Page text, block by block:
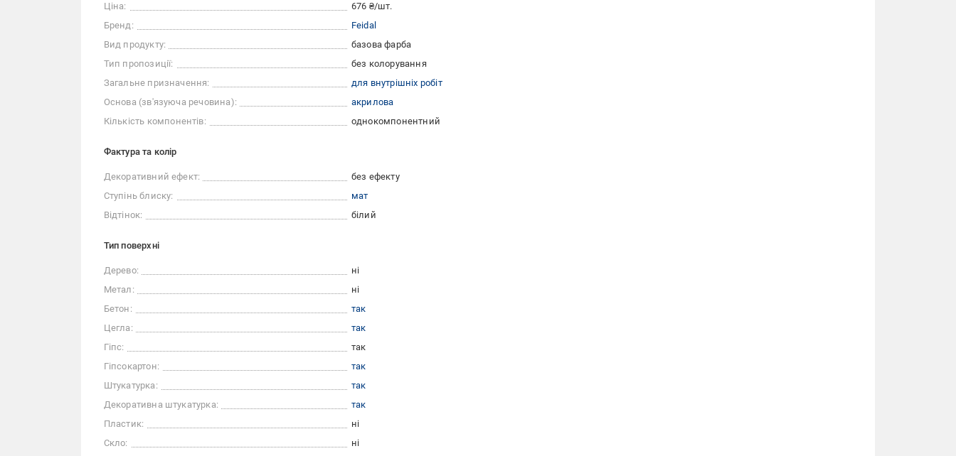
Ціна:
676 ₴/шт.
Бренд:
Feidal
Вид продукту:
базова фарба
Тип пропозиції:
без колорування
Загальне призначення:
для внутрішніх робіт
Основа (зв'язуюча речовина):
акрилова
Кількість компонентів:
однокомпонентний
Фактура та колір
Декоративний ефект:
без ефекту
Ступінь блиску:
мат
Відтінок:
білий
Тип поверхні
Дерево:
ні
Метал:
ні
Бетон:
так
Цегла:
так
Гіпс:
так
Гіпсокартон:
так
Штукатурка:
так
Декоративна штукатурка:
так
Пластик:
ні
Скло:
ні